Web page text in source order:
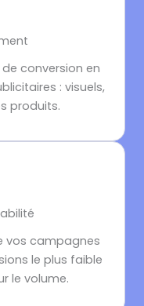
conversion en
: visuels,
produits.
vos campagnes
le plus faible
le volume.